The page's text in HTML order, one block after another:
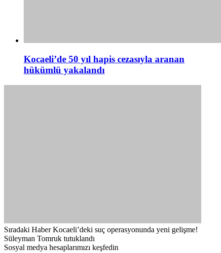
Kocaeli’de 50 yıl hapis cezasıyla aranan
hükümlü yakalandı
Sıradaki Haber Kocaeli’deki suç operasyonunda yeni gelişme!
Süleyman Tomruk tutuklandı
Sosyal medya hesaplarımızı keşfedin